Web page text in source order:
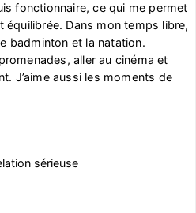
fonctionnaire, ce qui me permet
équilibrée. Dans mon temps libre,
badminton et la natation.
aller au cinéma et
J’aime aussi les moments de
sérieuse